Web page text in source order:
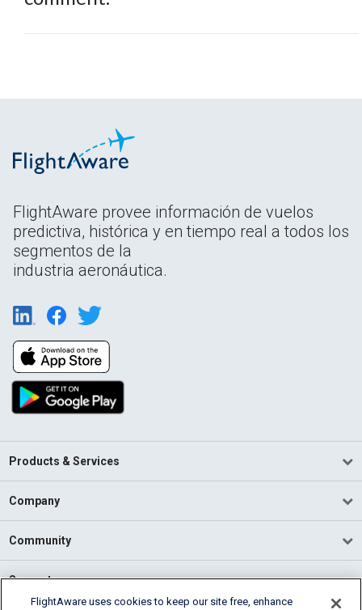
FlightAware provee información de vuelos
predictiva, histórica y en tiempo real a todos los
segmentos de la
industria aeronáutica.
Products & Services
Company
Community
Support
FlightAware uses cookies to keep our site free, enhance